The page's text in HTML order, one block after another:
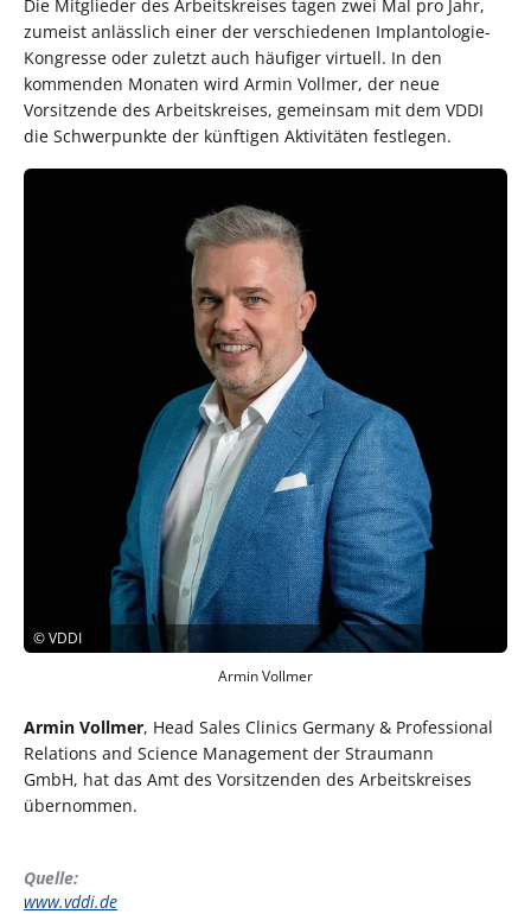
Die Mitglieder des Arbeitskreises tagen zwei Mal pro Jahr,
zumeist anlässlich einer der verschiedenen Implantologie-
Kongresse oder zuletzt auch häufiger virtuell. In den
kommenden Monaten wird Armin Vollmer, der neue
Vorsitzende des Arbeitskreises, gemeinsam mit dem VDDI
die Schwerpunkte der künftigen Aktivitäten festlegen.
©VDDI
Armin Vollmer
Armin Vollmer, Head Sales Clinics Germany & Professional
Relations and Science Management der Straumann
GmbH, hat das Amt des Vorsitzenden des Arbeits­kreises
übernommen.
Quelle:
www.vddi.de